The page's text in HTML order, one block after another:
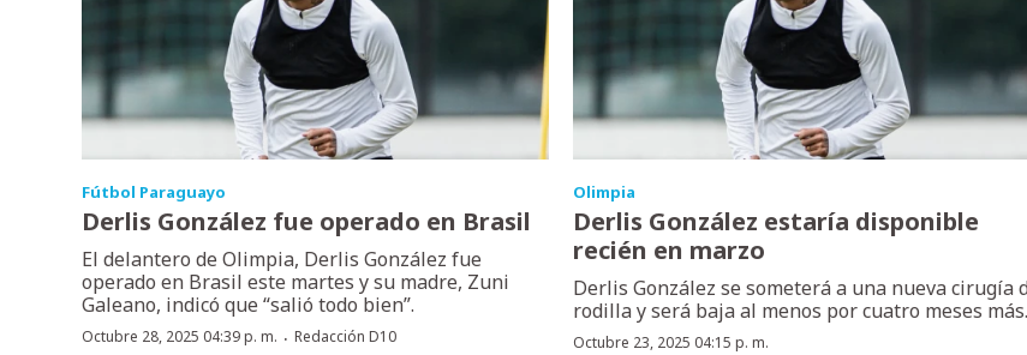
Fútbol Paraguayo
Derlis González fue operado en Brasil
El delantero de Olimpia, Derlis González fue
operado en Brasil este martes y su madre, Zuni
Galeano, indicó que “salió todo bien”.
Octubre 28, 2025 04:39 p. m. · Redacción D10
Olimpia
Derlis González estaría disponible
recién en marzo
Derlis González se someterá a una nueva cirugía
rodilla y será baja al menos por cuatro meses más.
Octubre 23, 2025 04:15 p. m.